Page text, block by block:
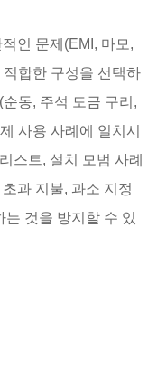
인 문제(EMI, 마모,
합한 구성을 선택하
동, 주석 도금 구리,
사용 사례에 일치시
스트, 설치 모범 사례
과 지불, 과소 지정
것을 방지할 수 있